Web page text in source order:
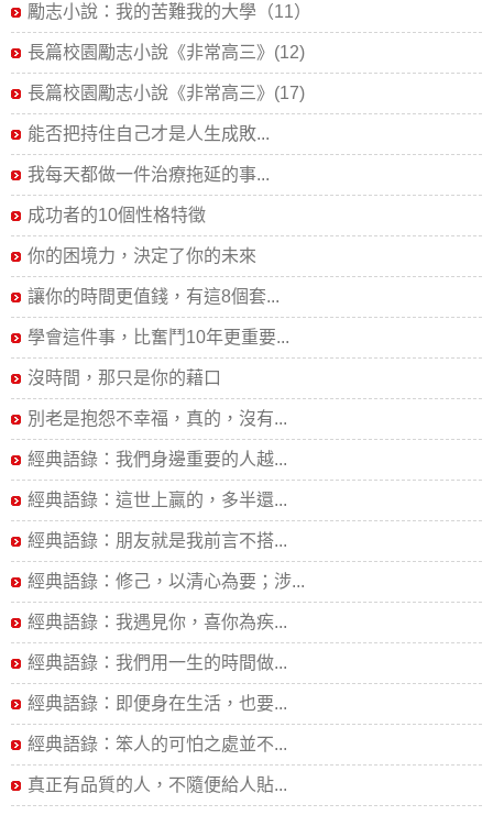
勵志小說：我的苦難我的大學（11）
長篇校園勵志小說《非常高三》(12)
長篇校園勵志小說《非常高三》(17)
能否把持住自己才是人生成敗...
我每天都做一件治療拖延的事...
成功者的10個性格特徵
你的困境力，決定了你的未來
讓你的時間更值錢，有這8個套...
學會這件事，比奮鬥10年更重要...
沒時間，那只是你的藉口
別老是抱怨不幸福，真的，沒有...
經典語錄：我們身邊重要的人越...
經典語錄：這世上贏的，多半還...
經典語錄：朋友就是我前言不搭...
經典語錄：修己，以清心為要；涉...
經典語錄：我遇見你，喜你為疾...
經典語錄：我們用一生的時間做...
經典語錄：即便身在生活，也要...
經典語錄：笨人的可怕之處並不...
真正有品質的人，不隨便給人貼...